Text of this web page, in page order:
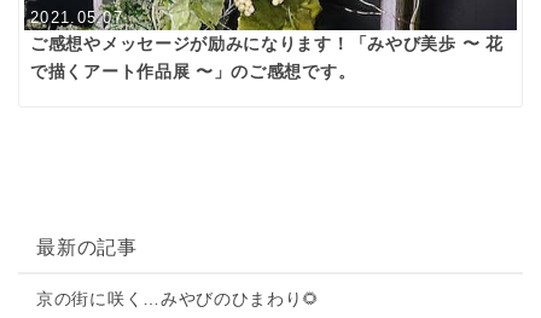
2021.05.07
ご感想やメッセージが励みになります！「みやび美歩 〜 花
で描くアート作品展 〜」のご感想です。
最新の記事
京の街に咲く…みやびのひまわり🌻